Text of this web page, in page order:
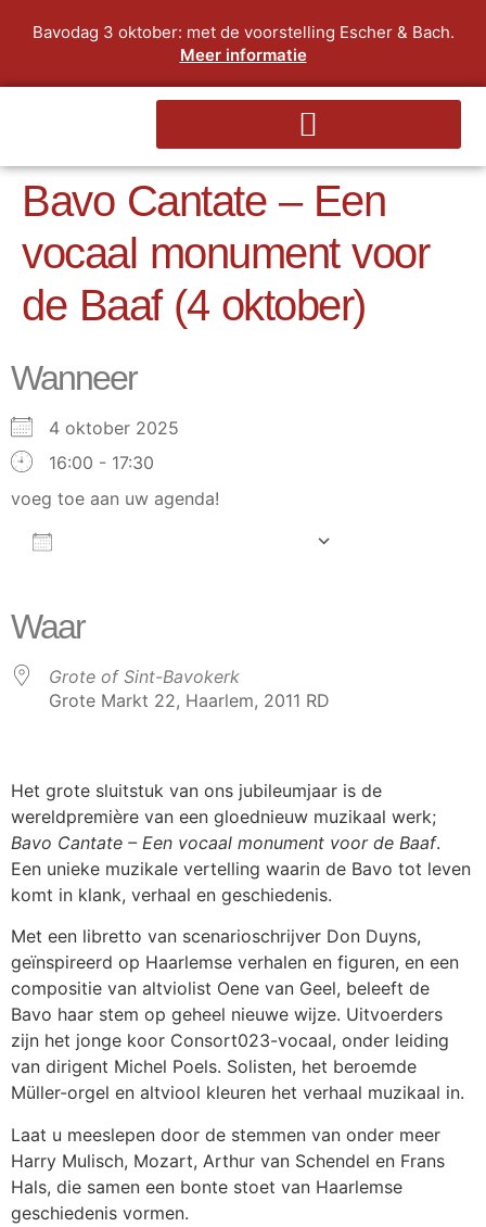
Bavodag 3 oktober: met de voorstelling Escher & Bach.
Meer informatie
Bavo Cantate – Een
vocaal monument voor
de Baaf (4 oktober)
Wanneer
4 oktober 2025
16:00 - 17:30
voeg toe aan uw agenda!
Waar
Grote of Sint-Bavokerk
Grote Markt 22, Haarlem, 2011 RD
Het grote sluitstuk van ons jubileumjaar is de
wereldpremière van een gloednieuw muzikaal werk;
Bavo Cantate – Een vocaal monument voor de Baaf.
Een unieke muzikale vertelling waarin de Bavo tot leven
komt in klank, verhaal en geschiedenis.
Met een libretto van scenarioschrijver Don Duyns,
geïnspireerd op Haarlemse verhalen en figuren, en een
compositie van altviolist Oene van Geel, beleeft de
Bavo haar stem op geheel nieuwe wijze. Uitvoerders
zijn het jonge koor Consort023-vocaal, onder leiding
van dirigent Michel Poels. Solisten, het beroemde
Müller-orgel en altviool kleuren het verhaal muzikaal in.
Laat u meeslepen door de stemmen van onder meer
Harry Mulisch, Mozart, Arthur van Schendel en Frans
Hals, die samen een bonte stoet van Haarlemse
geschiedenis vormen.